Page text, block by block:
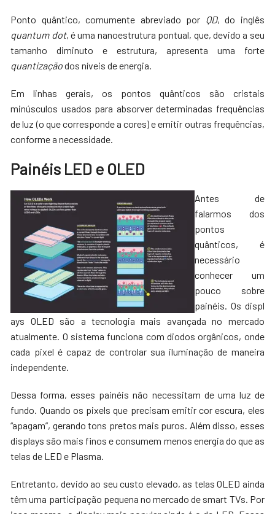
Ponto quântico, comumente abreviado por QD, do inglês
quantum dot, é uma nanoestrutura pontual, que, devido a seu
tamanho diminuto e estrutura, apresenta uma forte
quantizaçãodos níveis de energia.
Em linhas gerais, os pontos quânticos são cristais
minúsculos usados para absorver determinadas frequências
de luz (o que corresponde a cores) e emitir outras frequências,
conforme a necessidade.
Painéis LED e OLED
Antes de
falarmos dos
pontos
quânticos, é
necessário
conhecer um
pouco sobre
painéis. Os displ
ays OLED são a tecnologia mais avançada no mercado
atualmente. O sistema funciona com diodos orgânicos, onde
cada pixel é capaz de controlar sua iluminação de maneira
independente.
Dessa forma, esses painéis não necessitam de uma luz de
fundo. Quando os pixels que precisam emitir cor escura, eles
“apagam”, gerando tons pretos mais puros. Além disso, esses
displays são mais finos e consumem menos energia do que as
telas de LED e Plasma.
Entretanto, devido ao seu custo elevado, as telas OLED ainda
têm uma participação pequena no mercado de smart TVs. Por